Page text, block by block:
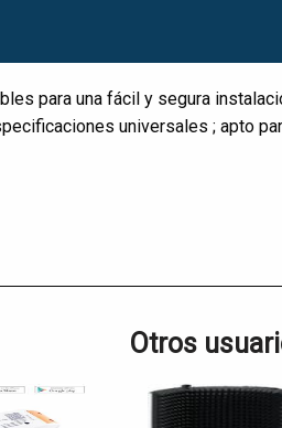
para una fácil y segura
universales ; apto
Otros